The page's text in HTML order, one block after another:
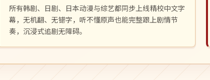
所有韩剧、日剧、日本动漫与综艺都同步上线精校中文字
幕，无机翻、无错字，听不懂原声也能完整跟上剧情节
奏，沉浸式追剧无障碍。